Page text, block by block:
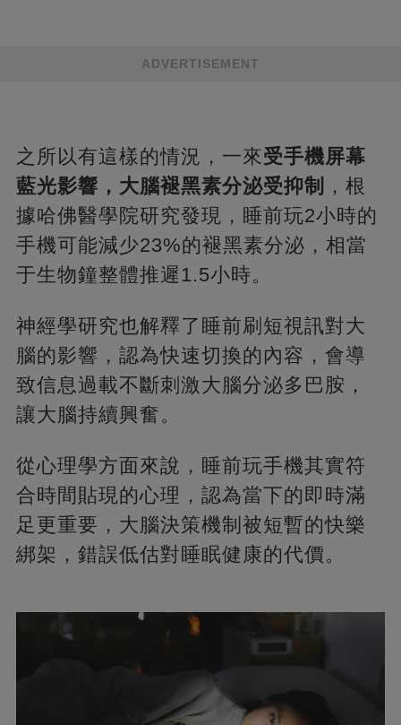
ADVERTISEMENT
之所以有這樣的情況，一來受手機屏幕
藍光影響，大腦褪黑素分泌受抑制
，根
據哈佛醫學院研究發現，睡前玩2小時的
手機可能減少23%的褪黑素分泌，相當
于生物鐘整體推遲1.5小時。
神經學研究也解釋了睡前刷短視訊對大
腦的影響，認為快速切換的內容，會導
致信息過載不斷刺激大腦分泌多巴胺，
讓大腦持續興奮。
從心理學方面來說，睡前玩手機其實符
合時間貼現的心理，認為當下的即時滿
足更重要，大腦決策機制被短暫的快樂
綁架，錯誤低估對睡眠健康的代價。